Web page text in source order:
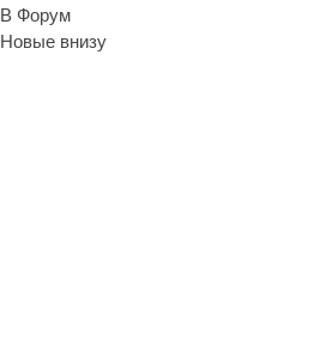
В Форум
Новые внизу